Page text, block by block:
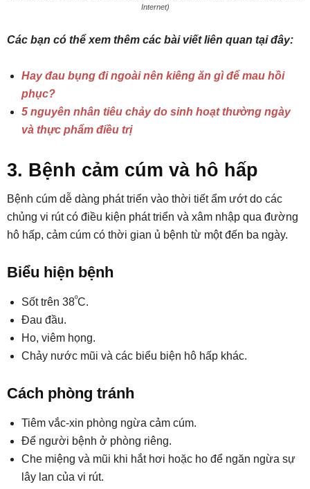
Internet)
Các bạn có thể xem thêm các bài viết liên quan tại đây:
Hay đau bụng đi ngoài nên kiêng ăn gì để mau hồi
phục?
5 nguyên nhân tiêu chảy do sinh hoạt thường ngày
và thực phẩm điều trị
3. Bệnh cảm cúm và hô hấp
Bệnh cúm dễ dàng phát triển vào thời tiết ẩm ướt do các
chủng vi rút có điều kiện phát triển và xâm nhập qua đường
hô hấp, cảm cúm có thời gian ủ bệnh từ một đến ba ngày.
Biểu hiện bệnh
Sốt trên 38ºC.
Đau đầu.
Ho, viêm họng.
Chảy nước mũi và các biểu biện hô hấp khác.
Cách phòng tránh
Tiêm vắc-xin phòng ngừa cảm cúm.
Để người bệnh ở phòng riêng.
Che miệng và mũi khi hắt hơi hoặc ho để ngăn ngừa sự
lây lan của vi rút.